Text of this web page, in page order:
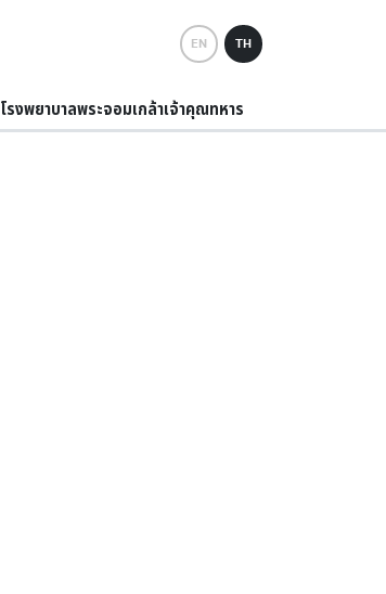
EN TH
โรงพยาบาลพระจอมเกล้าเจ้าคุณทหาร